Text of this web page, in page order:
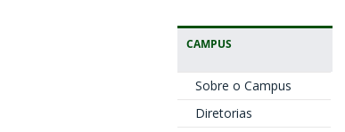
CAMPUS
Sobre o Campus
Diretorias